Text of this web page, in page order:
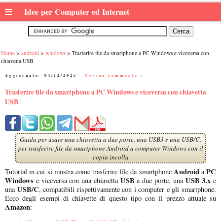
≡ Idee per Computer ed Internet
Home android windows
Trasferire file da smartphone a PC Windows e viceversa con
chiavetta USB
Aggiornato: 04/12/2025 Nessun commento :
Trasferire file da smartphone a PC Windows e viceversa con chiavetta
USB
Guida per usare una chiavetta a due porte, una USB3 e una USB/C,
per trasferire file da smartphone Android a computer Windows con il
copia incolla
Tutorial in cui si mostra come trasferire file da smartphone Android aPC
Windows e viceversa con una chiavetta USBa due porte, una USB 3.x e
unaUSB/C, compatibili rispettivamente con i computer e gli smartphone.
Ecco degli esempi di chiavette di questo tipo con il prezzo attuale su
Amazon: